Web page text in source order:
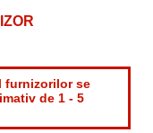
furnizorilor se
de 1 - 5